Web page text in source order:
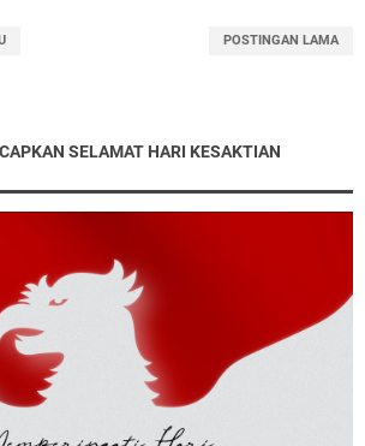
POSTINGAN LAMA
SELAMAT HARI KESAKTIAN